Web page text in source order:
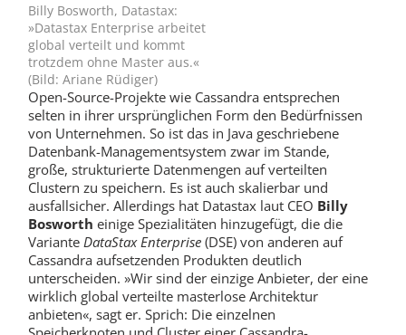
Billy Bosworth, Datastax:
»Datastax Enterprise arbeitet
global verteilt und kommt
trotzdem ohne Master aus.«
(Bild: Ariane Rüdiger)
Open-Source-Projekte wie Cassandra entsprechen
selten in ihrer ursprünglichen Form den Bedürfnissen
von Unternehmen. So ist das in Java geschriebene
Datenbank-Managementsystem zwar im Stande,
große, strukturierte Datenmengen auf verteilten
Clustern zu speichern. Es ist auch skalierbar und
ausfallsicher. Allerdings hat Datastax laut CEO Billy
Bosworth einige Spezialitäten hinzugefügt, die die
Variante DataStax Enterprise(DSE) von anderen auf
Cassandra aufsetzenden Produkten deutlich
unterscheiden. »Wir sind der einzige Anbieter, der eine
wirklich global verteilte masterlose Architektur
anbieten«, sagt er. Sprich: Die einzelnen